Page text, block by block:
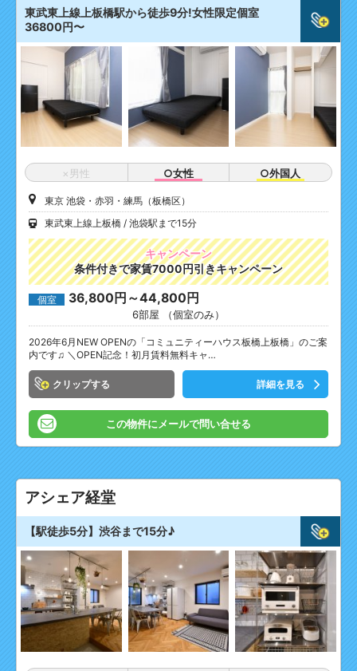
東武東上線上板橋駅から徒歩9分!女性限定個室
36800円〜
×男性 ○女性 ○外国人
東京 池袋・赤羽・練馬（板橋区）
東武東上線上板橋
池袋駅まで15分
キャンペーン
条件付きで家賃7000円引きキャンペーン
個室 36,800円～44,800円
6部屋 （個室のみ）
2026年6月NEW OPENの「コミュニティーハウス板橋上板橋」のご案
内です♫ ＼OPEN記念！初月賃料無料キャ…
クリップ 詳細を見る
この物件にメールで問い合せる
アシェア経堂
【駅徒歩5分】渋谷まで15分♪